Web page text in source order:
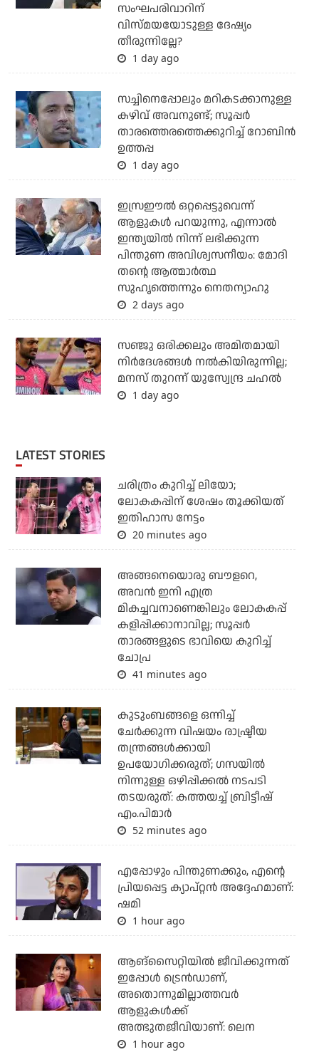
സംഘപരിവാറിന്
വിസ്മയയോടുള്ള ദേഷ്യം
തീരുന്നില്ലേ?
1 day ago
സച്ചിനെപ്പോലും മറികടക്കാനുള്ള
കഴിവ് അവനുണ്ട്; സൂപ്പര്‍
താരത്തെരത്തെക്കുറിച്ച് റോബിന്‍
ഉത്തപ്പ
1 day ago
ഇസ്രഈല്‍ ഒറ്റപ്പെട്ടുവെന്ന്
ആളുകള്‍ പറയുന്നു, എന്നാല്‍
ഇന്ത്യയില്‍ നിന്ന് ലഭിക്കുന്ന
പിന്തുണ അവിശ്വസനീയം: മോദി
തന്റെ ആത്മാര്‍ത്ഥ
സുഹൃത്തെന്നും നെതന്യാഹു
2 days ago
സഞ്ജു ഒരിക്കലും അമിതമായി
നിര്‍ദേശങ്ങള്‍ നല്‍കിയിരുന്നില്ല;
മനസ് തുറന്ന് യുസ്വേന്ദ്ര ചഹല്‍
1 day ago
LATEST STORIES
ചരിത്രം കുറിച്ച് ലിയോ;
ലോകകപ്പിന് ശേഷം തൂക്കിയത്
ഇതിഹാസ നേട്ടം
20 minutes ago
അങ്ങനെയൊരു ബൗളറെ,
അവന്‍ ഇനി എത്ര
മികച്ചവനാണെങ്കിലും ലോകകപ്പ്
കളിപ്പിക്കാനാവില്ല; സൂപ്പര്‍
താരങ്ങളുടെ ഭാവിയെ കുറിച്ച്
ചോപ്ര
41 minutes ago
കുടുംബങ്ങളെ ഒന്നിച്ച്
ചേര്‍ക്കുന്ന വിഷയം രാഷ്ട്രീയ
തന്ത്രങ്ങള്‍ക്കായി
ഉപയോഗിക്കരുത്; ഗസയില്‍
നിന്നുള്ള ഒഴിപ്പിക്കല്‍ നടപടി
തടയരുത്: കത്തയച്ച് ബ്രിട്ടീഷ്
എം.പിമാര്‍
52 minutes ago
എപ്പോഴും പിന്തുണക്കും, എന്റെ
പ്രിയപ്പെട്ട ക്യാപ്റ്റന്‍ അദ്ദേഹമാണ്:
ഷമി
1 hour ago
ആങ്സൈറ്റിയിൽ ജീവിക്കുന്നത്
ഇപ്പോൾ ട്രെൻഡാണ്,
അതൊന്നുമില്ലാത്തവർ
ആളുകൾക്ക്
അത്ഭുതജീവിയാണ്: ലെന
1 hour ago